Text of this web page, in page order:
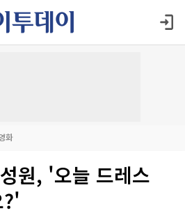
화
원, '오늘 드레스